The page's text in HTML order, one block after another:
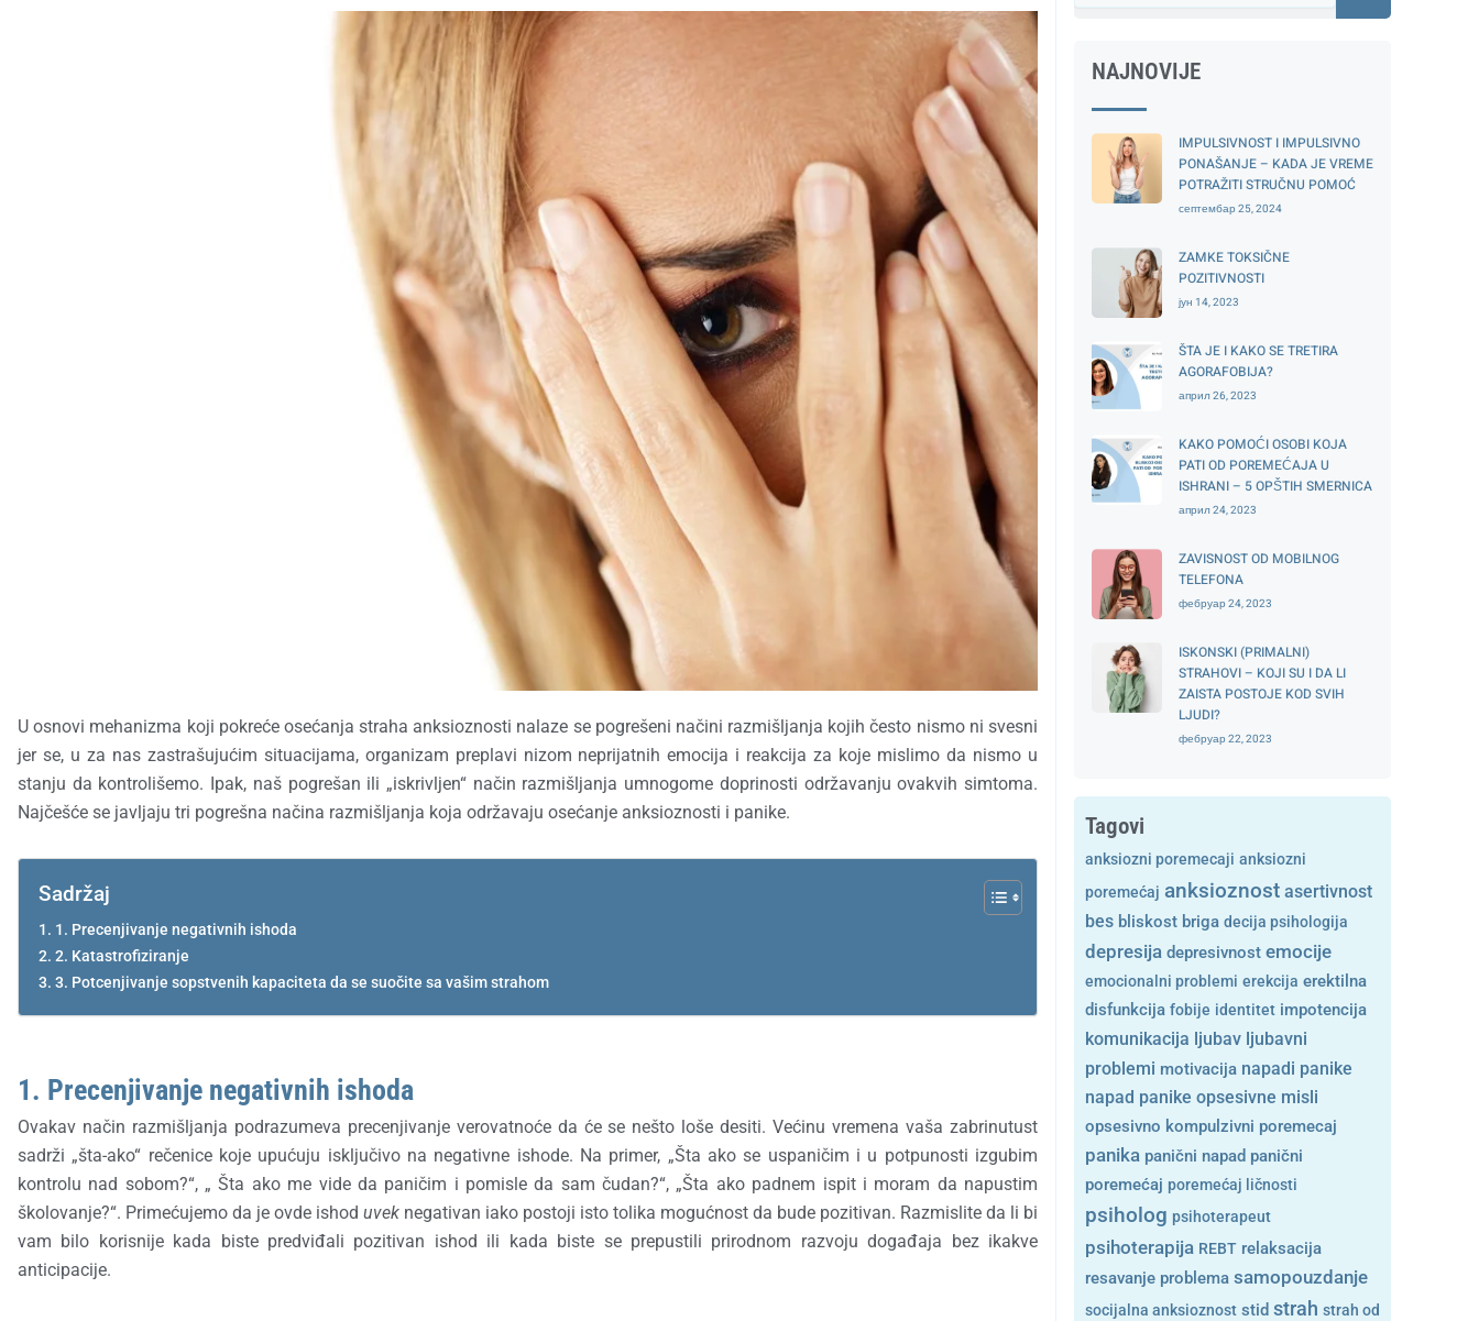
U osnovi mehanizma koji pokreće osećanja straha anksioznosti nalaze se pogrešeni načini razmišljanja kojih često nismo ni svesni
jer se, u za nas zastrašujućim situacijama, organizam preplavi nizom neprijatnih emocija i reakcija za koje mislimo da nismo u
stanju da kontrolišemo. Ipak, naš pogrešan ili „iskrivljen“ način razmišljanja umnogome doprinosti održavanju ovakvih simtoma.
Najčešće se javljaju tri pogrešna načina razmišljanja koja održavaju osećanje anksioznosti i panike.
Sadržaj
1. Precenjivanje negativnih ishoda
2. Katastrofiziranje
3. Potcenjivanje sopstvenih kapaciteta da se suočite sa vašim strahom
1. Precenjivanje negativnih ishoda
Ovakav način razmišljanja podrazumeva precenjivanje verovatnoće da će se nešto loše desiti. Većinu vremena vaša zabrinutust
sadrži „šta-ako“ rečenice koje upućuju isključivo na negativne ishode. Na primer, „Šta ako se uspaničim i u potpunosti izgubim
kontrolu nad sobom?“, „ Šta ako me vide da paničim i pomisle da sam čudan?“, „Šta ako padnem ispit i moram da napustim
školovanje?“. Primećujemo da je ovde ishod uvek negativan iako postoji isto tolika mogućnost da bude pozitivan. Razmislite da li bi
vam bilo korisnije kada biste predviđali pozitivan ishod ili kada biste se prepustili prirodnom razvoju događaja bez ikakve
anticipacije.
NAJNOVIJE
IMPULSIVNOST I IMPULSIVNO
PONAŠANJE – KADA JE VREME
POTRAŽITI STRUČNU POMOĆ
септембар 25, 2024
ZAMKE TOKSIČNE
POZITIVNOSTI
јун 14, 2023
ŠTA JE I KAKO SE TRETIRA
AGORAFOBIJA?
април 26, 2023
KAKO POMOĆI OSOBI KOJA
PATI OD POREMEĆAJA U
ISHRANI – 5 OPŠTIH SMERNICA
април 24, 2023
ZAVISNOST OD MOBILNOG
TELEFONA
фебруар 24, 2023
ISKONSKI (PRIMALNI)
STRAHOVI – KOJI SU I DA LI
ZAISTA POSTOJE KOD SVIH
LJUDI?
фебруар 22, 2023
Tagovi
anksiozni poremecaji anksiozni
poremećaj anksioznost asertivnost
bes bliskost briga decija psihologija
depresija depresivnost emocije
emocionalni problemi erekcija erektilna
disfunkcija fobije identitet impotencija
komunikacija ljubav ljubavni
problemi motivacija napadi panike
napad panike opsesivne misli
opsesivno kompulzivni poremecaj
panika panični napad panični
poremećaj poremećaj ličnosti
psiholog psihoterapeut
psihoterapija REBT relaksacija
resavanje problema samopouzdanje
socijalna anksioznost stid strah strah od